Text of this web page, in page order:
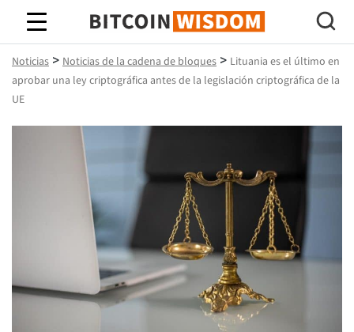
Sabiduría de Bitcoin
Noticias > Noticias de la cadena de bloques > Lituania es el último en
aprobar una ley criptográfica antes de la legislación criptográfica de la
UE